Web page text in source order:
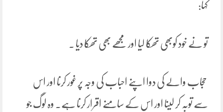
کہا:
تو نے خود کوبھی تھکا لیا اور مجھے بھی تھکا دیا ۔
حجاب والے کی دوا اپنے احباب کی وجہ پر غور کرنا اور اس
سے توبہ کر لینا اور اس کے سامنے اقرار کرنا ہے۔ وہ لوگ جو